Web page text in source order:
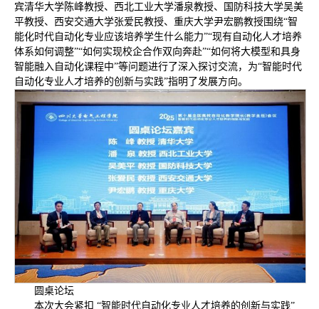
宾清华大学陈峰教授、西北工业大学潘泉教授、国防科技大学吴美
平教授、西安交通大学张爱民教授、重庆大学尹宏鹏教授围绕“智
能化时代自动化专业应该培养学生什么能力”“现有自动化人才培养
体系如何调整”“如何实现校企合作双向奔赴”“如何将大模型和具身
智能融入自动化课程中”等问题进行了深入探讨交流，为“智能时代
自动化专业人才培养的创新与实践”指明了发展方向。
圆桌论坛
本次大会紧扣 “智能时代自动化专业人才培养的创新与实践”